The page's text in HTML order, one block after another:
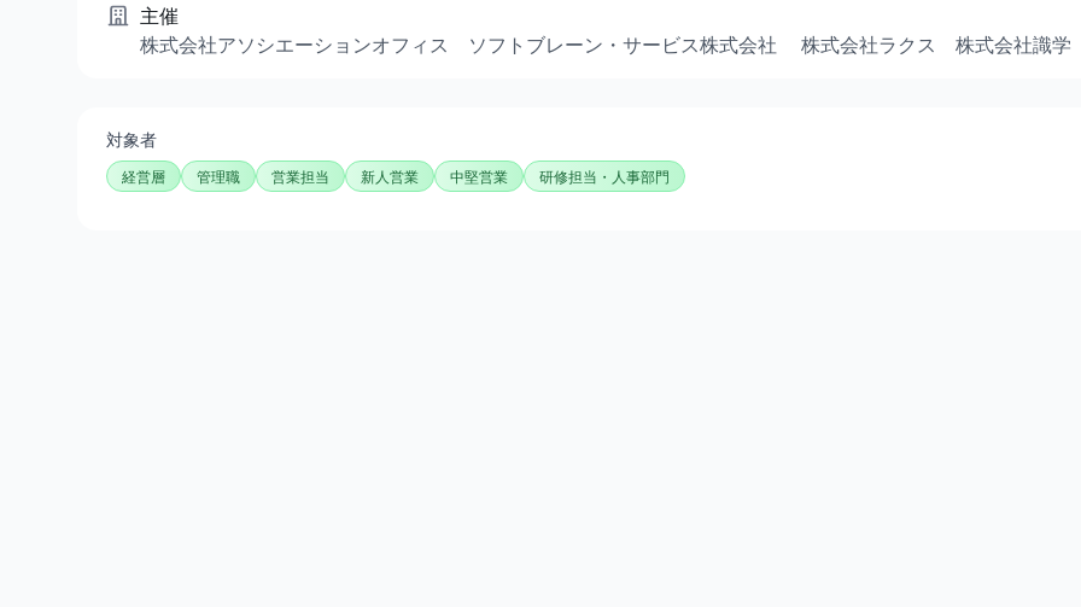
主催
株式会社アソシエーションオフィス ソフトブレーン・サービス株式会社 株式会社ラクス 株式会社識学
対象者
経営層 管理職 営業担当 新人営業 中堅営業 研修担当・人事部門